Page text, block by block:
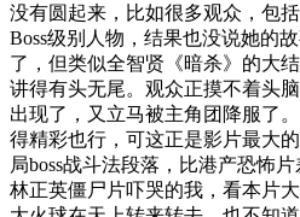
没有圆起来，比如很多观众，包
Boss级别人物，结果也没说她的
了，但类似全智贤《暗杀》的大
讲得有头无尾。观众正摸不着头
出现了，又立马被主角团降服了
得精彩也行，可这正是影片最大
局boss战斗法段落，比港产恐怖
林正英僵尸片吓哭的我，看本片